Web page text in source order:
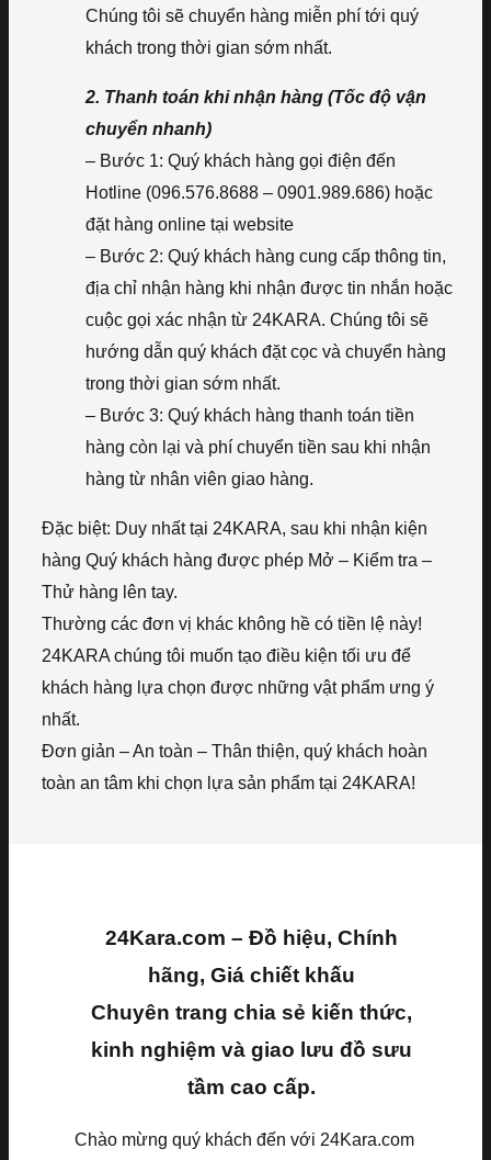
Chúng tôi sẽ chuyển hàng miễn phí tới quý
khách trong thời gian sớm nhất.
2. Thanh toán khi nhận hàng (Tốc độ vận
chuyển nhanh)
– Bước 1: Quý khách hàng gọi điện đến
Hotline (096.576.8688 – 0901.989.686) hoặc
đặt hàng online tại website
– Bước 2: Quý khách hàng cung cấp thông tin,
địa chỉ nhận hàng khi nhận được tin nhắn hoặc
cuộc gọi xác nhận từ 24KARA. Chúng tôi sẽ
hướng dẫn quý khách đặt cọc và chuyển hàng
trong thời gian sớm nhất.
– Bước 3: Quý khách hàng thanh toán tiền
hàng còn lại và phí chuyển tiền sau khi nhận
hàng từ nhân viên giao hàng.
Đặc biệt: Duy nhất tại 24KARA, sau khi nhận kiện
hàng Quý khách hàng được phép Mở – Kiểm tra –
Thử hàng lên tay.
Thường các đơn vị khác không hề có tiền lệ này!
24KARA chúng tôi muốn tạo điều kiện tối ưu để
khách hàng lựa chọn được những vật phẩm ưng ý
nhất.
Đơn giản – An toàn – Thân thiện, quý khách hoàn
toàn an tâm khi chọn lựa sản phẩm tại 24KARA!
24Kara.com – Đồ hiệu, Chính
hãng, Giá chiết khấu
Chuyên trang chia sẻ kiến thức,
kinh nghiệm và giao lưu đồ sưu
tầm cao cấp.
Chào mừng quý khách đến với 24Kara.com